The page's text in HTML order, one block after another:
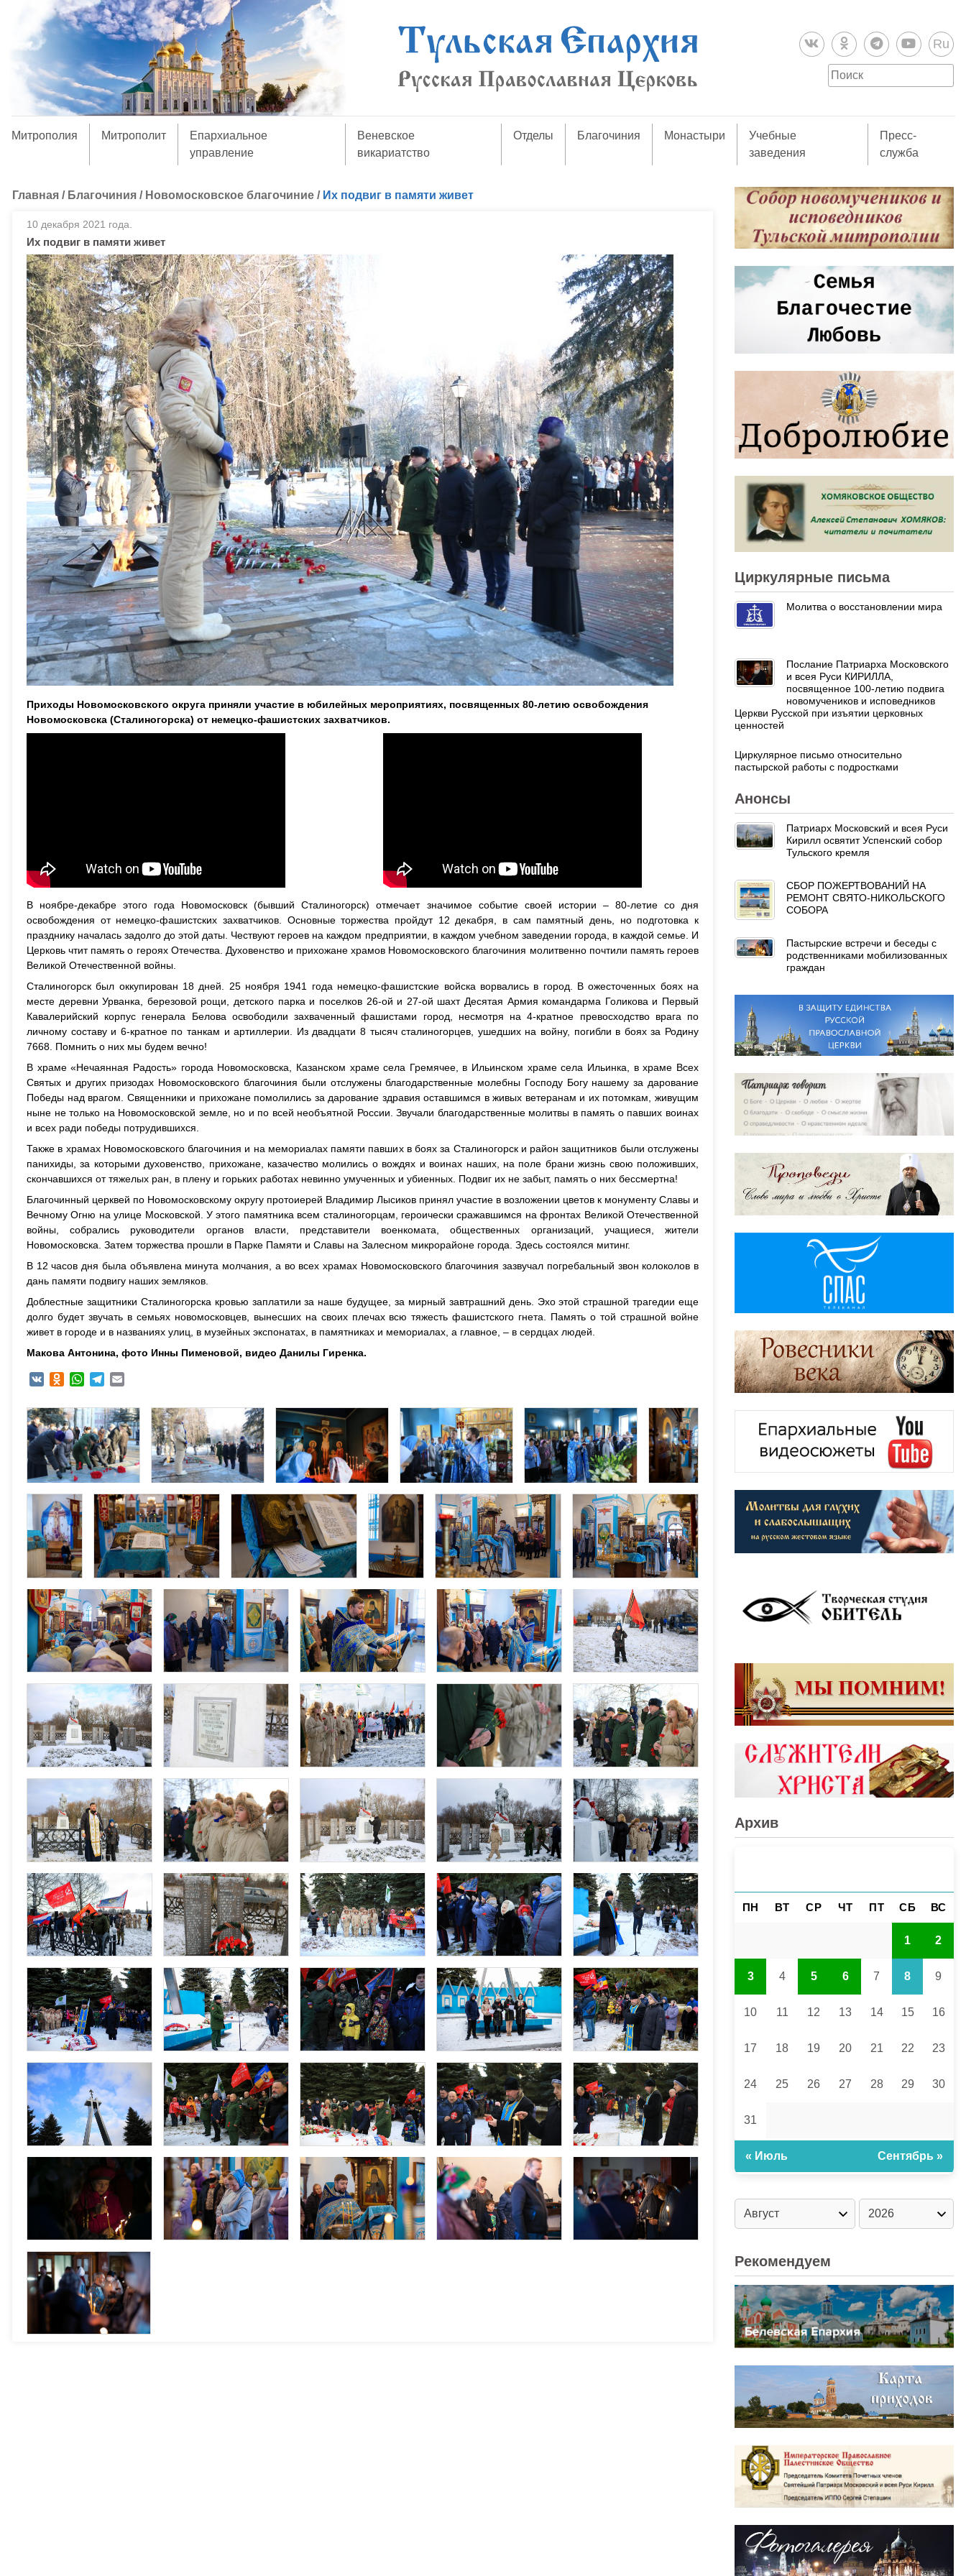
Ru
Митрополия Митрополит
Епархиальное
управление
Веневское
викариатство
Отделы Благочиния Монастыри
Учебные
заведения
Пресс-
служба
Главная / Благочиния / Новомосковское благочиние / Их подвиг в памяти живет
10 декабря 2021 года.
Их подвиг в памяти живет
Приходы Новомосковского округа приняли участие в юбилейных мероприятиях, посвященных 80-летию освобождения
Новомосковска (Сталиногорска) от немецко-фашистских захватчиков.
В ноябре-декабре этого года Новомосковск (бывший Сталиногорск) отмечает значимое событие своей истории – 80-летие со дня
освобождения от немецко-фашистских захватчиков. Основные торжества пройдут 12 декабря, в сам памятный день, но подготовка к
празднику началась задолго до этой даты. Чествуют героев на каждом предприятии, в каждом учебном заведении города, в каждой семье. И
Церковь чтит память о героях Отечества. Духовенство и прихожане храмов Новомосковского благочиния молитвенно почтили память героев
Великой Отечественной войны.
Сталиногорск был оккупирован 18 дней. 25 ноября 1941 года немецко-фашистские войска ворвались в город. В ожесточенных боях на
месте деревни Урванка, березовой рощи, детского парка и поселков 26-ой и 27-ой шахт Десятая Армия командарма Голикова и Первый
Кавалерийский корпус генерала Белова освободили захваченный фашистами город, несмотря на 4-кратное превосходство врага по
личному составу и 6-кратное по танкам и артиллерии. Из двадцати 8 тысяч сталиногорцев, ушедших на войну, погибли в боях за Родину
7668. Помнить о них мы будем вечно!
В храме «Нечаянная Радость» города Новомосковска, Казанском храме села Гремячее, в Ильинском храме села Ильинка, в храме Всех
Святых и других призодах Новомосковского благочиния были отслужены благодарственные молебны Господу Богу нашему за дарование
Победы над врагом. Священники и прихожане помолились за дарование здравия оставшимся в живых ветеранам и их потомкам, живущим
ныне не только на Новомосковской земле, но и по всей необъятной России. Звучали благодарственные молитвы в память о павших воинах
и всех ради победы потрудившихся.
Также в храмах Новомосковского благочиния и на мемориалах памяти павших в боях за Сталиногорск и район защитников были отслужены
панихиды, за которыми духовенство, прихожане, казачество молились о вождях и воинах наших, на поле брани жизнь свою положивших,
скончавшихся от тяжелых ран, в плену и горьких работах невинно умученных и убиенных. Подвиг их не забыт, память о них бессмертна!
Благочинный церквей по Новомосковскому округу протоиерей Владимир Лысиков принял участие в возложении цветов к монументу Славы и
Вечному Огню на улице Московской. У этого памятника всем сталиногорцам, героически сражавшимся на фронтах Великой Отечественной
войны, собрались руководители органов власти, представители военкомата, общественных организаций, учащиеся, жители
Новомосковска. Затем торжества прошли в Парке Памяти и Славы на Залесном микрорайоне города. Здесь состоялся митинг.
В 12 часов дня была объявлена минута молчания, а во всех храмах Новомосковского благочиния зазвучал погребальный звон колоколов в
дань памяти подвигу наших земляков.
Доблестные защитники Сталиногорска кровью заплатили за наше будущее, за мирный завтрашний день. Эхо этой страшной трагедии еще
долго будет звучать в семьях новомосковцев, вынесших на своих плечах всю тяжесть фашистского гнета. Память о той страшной войне
живет в городе и в названиях улиц, в музейных экспонатах, в памятниках и мемориалах, а главное, – в сердцах людей.
Макова Антонина, фото Инны Пименовой, видео Данилы Гиренка.
VK Odnoklassniki
WhatsAppTelegram
Циркулярные письма
Молитва о восстановлении мира
Послание Патриарха Московского
и всея Руси КИРИЛЛА,
посвященное 100-летию подвига
новомучеников и исповедников
Церкви Русской при изъятии церковных
ценностей
Циркулярное письмо относительно
пастырской работы с подростками
Анонсы
Патриарх Московский и всея Руси
Кирилл освятит Успенский собор
Тульского кремля
СБОР ПОЖЕРТВОВАНИЙ НА
РЕМОНТ СВЯТО-НИКОЛЬСКОГО
СОБОРА
Пастырские встречи и беседы с
родственниками мобилизованных
граждан
Архив
ПН ВТ СР ЧТ ПТ СБ ВС
1 2
3 4 5 6 7 8 9
10 11 12 13 14 15 16
17 18 19 20 21 22 23
24 25 26 27 28 29 30
31
« Июль Сентябрь »
Рекомендуем